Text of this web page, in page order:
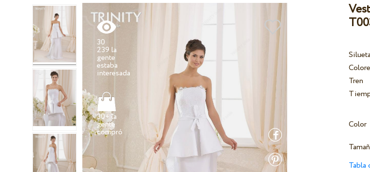
30
239 la
gente
estaba
30+ la
gente
Silueta
Tren
Color
Tabla